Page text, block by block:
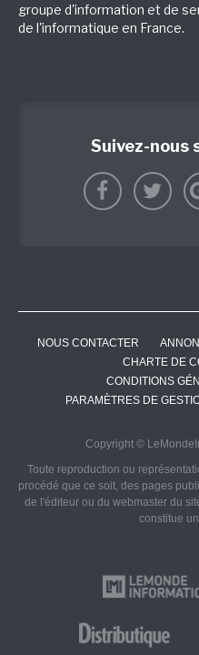
groupe d'information et de
de l'informatique en France.
Suivez-nous
NOUS CONTACTER
CHARTE DE
CONDITIONS
PARAMÈTRES DE
Copyright ©
Toute reproduction ou
procédé que ce soit, des pages
de l'éditeur ou du webmaster du
constitue